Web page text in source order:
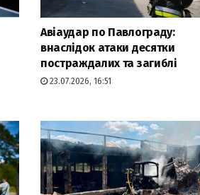
Авіаудар по Павлограду:
внаслідок атаки десятки
постраждалих та загиблі
23.07.2026, 16:51